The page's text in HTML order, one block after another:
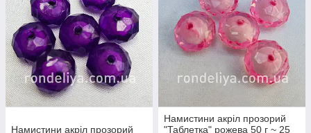
Намистини акріл прозорий
Намистини акріл прозорий
"Таблетка" рожева 50 г ~ 25